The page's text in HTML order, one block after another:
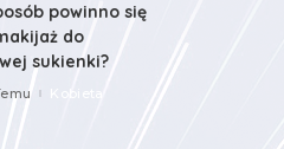
powinno się
do
sukienki?